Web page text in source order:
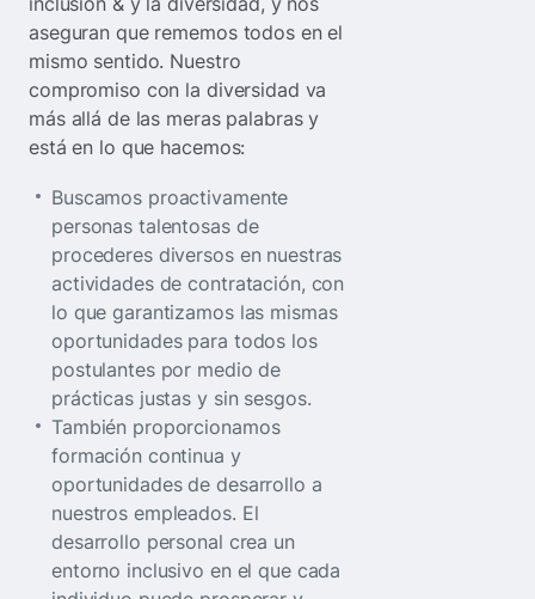
aseguran que rememos todos en el
mismo sentido. Nuestro
compromiso con la diversidad va
más allá de las meras palabras y
está en lo que hacemos:
Buscamos proactivamente
personas talentosas de
procederes diversos en nuestras
actividades de contratación, con
lo que garantizamos las mismas
oportunidades para todos los
postulantes por medio de
prácticas justas y sin sesgos.
También proporcionamos
formación continua y
oportunidades de desarrollo a
nuestros empleados. El
desarrollo personal crea un
entorno inclusivo en el que cada